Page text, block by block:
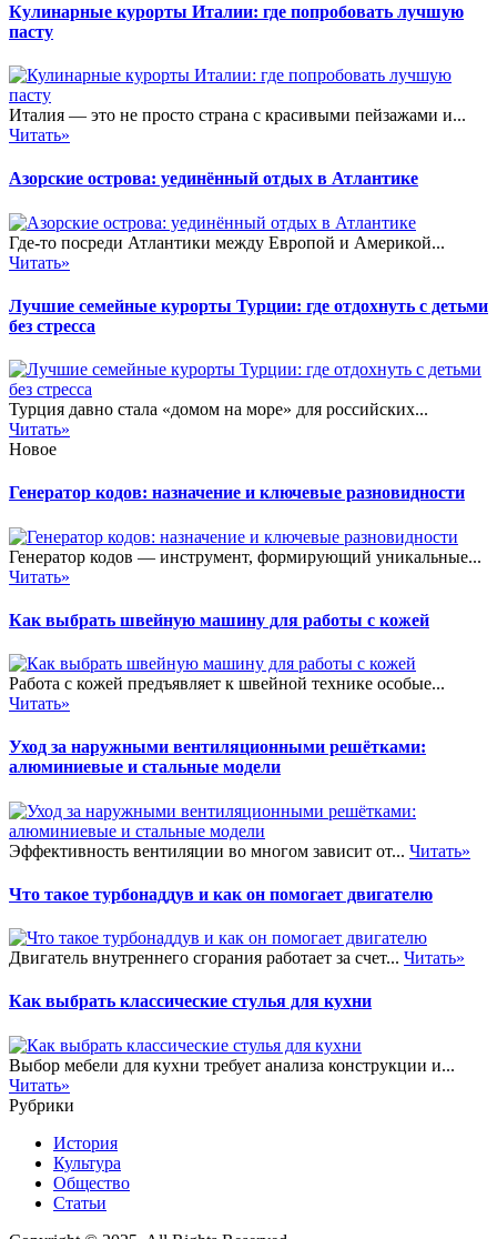
Кулинарные курорты Италии: где попробовать лучшую
пасту
Италия — это не просто страна с красивыми пейзажами и...
Читать»
Азорские острова: уединённый отдых в Атлантике
Где-то посреди Атлантики между Европой и Америкой...
Читать»
Лучшие семейные курорты Турции: где отдохнуть с детьми
без стресса
Турция давно стала «домом на море» для российских...
Читать»
Новое
Генератор кодов: назначение и ключевые разновидности
Генератор кодов — инструмент, формирующий уникальные...
Читать»
Как выбрать швейную машину для работы с кожей
Работа с кожей предъявляет к швейной технике особые...
Читать»
Уход за наружными вентиляционными решётками:
алюминиевые и стальные модели
Эффективность вентиляции во многом зависит от... Читать»
Что такое турбонаддув и как он помогает двигателю
Двигатель внутреннего сгорания работает за счет... Читать»
Как выбрать классические стулья для кухни
Выбор мебели для кухни требует анализа конструкции и...
Читать»
Рубрики
История
Культура
Общество
Статьи